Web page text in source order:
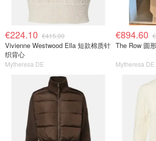
€224.10 €415.00
Vivienne Westwood Ella 短款棉质针
织背心
Mytheresa DE
€894.60
The Row 圆
Mytheresa DE